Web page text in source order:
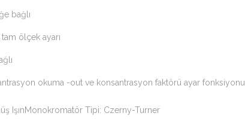
bağlı
ölçek ayarı
okuma -out ve konsantrasyon faktörü ayar fonksiyonu
IşınMonokromatör Tipi: Czerny-Turner